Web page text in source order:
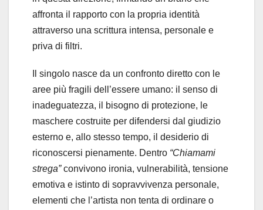
affronta il rapporto con la propria identità
attraverso una scrittura intensa, personale e
priva di filtri.
Il singolo nasce da un confronto diretto con le
aree più fragili dell’essere umano: il senso di
inadeguatezza, il bisogno di protezione, le
maschere costruite per difendersi dal giudizio
esterno e, allo stesso tempo, il desiderio di
riconoscersi pienamente. Dentro “Chiamami
strega”convivono ironia, vulnerabilità, tensione
emotiva e istinto di sopravvivenza personale,
elementi che l’artista non tenta di ordinare o